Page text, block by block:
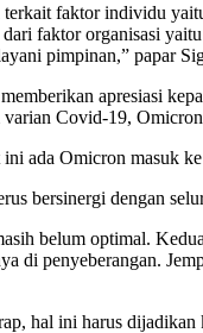
faktor individu
faktor organisasi
pimpinan,” papar
apresiasi
Covid-19,
ada Omicron
bersinergi dengan
belum optimal.
di penyeberangan.
hal ini harus